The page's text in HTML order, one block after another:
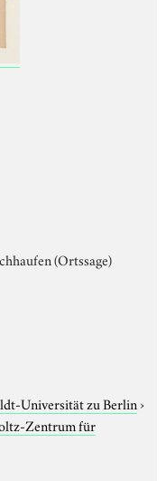
(Ortssage)
Universität zu Berlin›
Zentrum für